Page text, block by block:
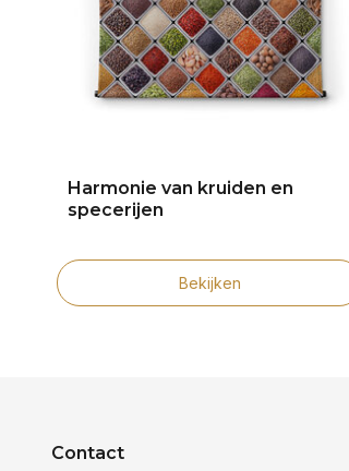
Harmonie van kruiden en
specerijen
Bekijken
Contact